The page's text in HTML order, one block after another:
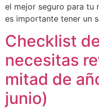
el mejor seguro para tu
es importante tener un
Checklist
necesitas
mitad de
junio)